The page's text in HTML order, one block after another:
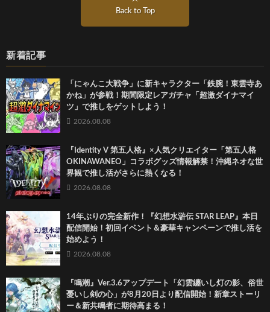
Back to Top
新着記事
「にゃんこ大戦争」に新キャラクター「鉄腕！東雲寺あ
かね」が参戦！期間限定レアガチャ「超激ダイナマイ
ツ」で推しをゲットしよう！
2026.08.08
『Identity V 第五人格』×人気クリエイター「第五人格
OKINAWANEO」コラボグッズ情報解禁！沖縄ネオな世
界観で推し活がさらに熱くなる！
2026.08.08
14年ぶりの完全新作！『幻想水滸伝 STAR LEAP』本日
配信開始！初回イベント＆豪華キャンペーンで推し活を
始めよう！
2026.08.08
『鳴潮』Ver.3.6アップデート「幻雲纏いし灯の影、俗世
憂いし剣の心」が8月20日より配信開始！新章ストーリ
ー＆新共鳴者に期待高まる！